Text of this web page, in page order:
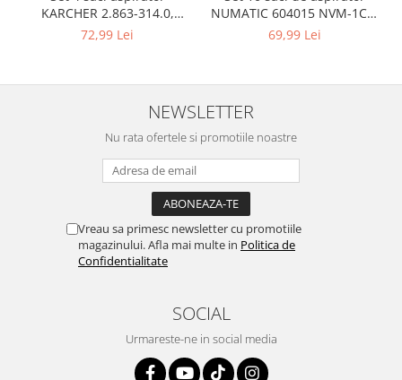
Servere, Componente & UPS
Accesorii sportive
Sporturi acvatice
Sporturi de interior
Audio HI-FI & Profesionale
Camere video si sport
KARCHER 2.863-314.0,
compatibil cu WD, KWD, SE
72,99 Lei
NUMATIC 604015 NVM-1CH,
9L
69,99 Lei
NEWSLETTER
Nu rata ofertele si promotiile noastre
Vreau sa primesc newsletter cu promotiile
magazinului. Afla mai multe in Politica de
Confidentialitate
SOCIAL
Urmareste-ne in social media